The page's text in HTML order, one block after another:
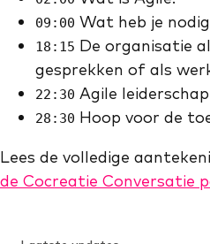
09:00 Wat heb je
18:15 De organisatie
gesprekken of als
22:30 Agile leiderschap
28:30 Hoop voor de
Lees de volledige
de Cocreatie Conversatie